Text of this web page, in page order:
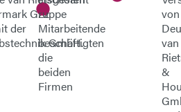
22
Mitarbeitende
beschäftigten
die
beiden
Firmen
Gruppe
der
GmbH.
von
van
&